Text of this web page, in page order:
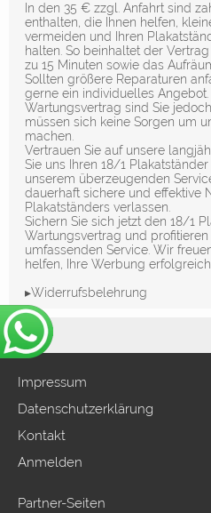
In den 35 € zzgl. Anfahrt sind
enthalten, die Ihnen helfen,
vermeiden und Ihren
halten. So beinhaltet der
zu 15 Minuten sowie das
Sollten größere Reparaturen
gerne ein individuelles
Wartungsvertrag sind Sie
müssen sich keine Sorgen um
machen.
Vertrauen Sie auf unsere
Sie uns Ihren 18/1
unserem überzeugenden
dauerhaft sichere und effektive
Plakatständers verlassen.
Sichern Sie sich jetzt den 18/1
Wartungsvertrag und profitieren
umfassenden Service. Wir
helfen, Ihre Werbung
▸Widerrufsbelehrung
Impressum
Datenschutzerklärung
Kontakt
Anmelden
Partner-Seiten